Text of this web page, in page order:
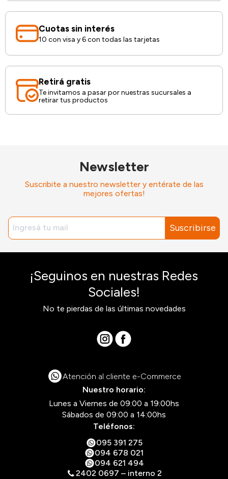
Cuotas sin interés
10 con visa y 6 con todas las tarjetas
Retirá gratis
Te invitamos a pasar por nuestras sucursales a
retirar tus productos
Newsletter
Suscribite a nuestro newsletter y entérate de las
mejores ofertas!
Suscribirse
¡Seguinos en nuestras Redes
Sociales!
No te pierdas de las últimas novedades
Atención al cliente e-Commerce
Nuestro horario:
Lunes a Viernes de 09:00 a 19:00hs
Sábados de 09:00 a 14:00hs
Teléfonos:
095 391 275
094 678 021
094 621 494
2402 0697 – interno 2